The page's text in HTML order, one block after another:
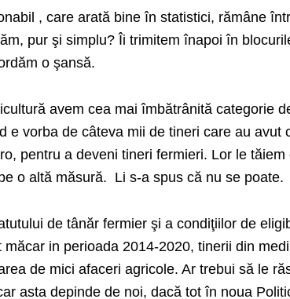
, care arată bine în statistici, rămâne
pur şi simplu? Îi trimitem înapoi în
o şansă.
avem cea mai îmbătrânită categorie
e vorba de câteva mii de tineri care au avut
pentru a deveni tineri fermieri. Lor le
o altă măsură. Li s-a spus că nu se poate.
de tânăr fermier şi a condiţiilor de
in perioada 2014-2020, tinerii din
de mici afaceri agricole. Ar trebui să le
asta depinde de noi, dacă tot în noua